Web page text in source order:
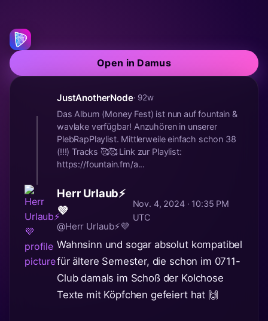
Open in Damus
JustAnotherNode· 92w
Das Album (Money Fest) ist nun auf fountain &
wavlake verfügbar! Anzuhören in unserer
PlebRapPlaylist. Mittlerweile einfach schon 38
(!!!) Tracks 🥰🥰 Link zur Playlist:
https://fountain.fm/a...
Herr Urlaub⚡
💜
@Herr Urlaub⚡💜
Nov. 4, 2024 · 10:35 PM
UTC
Wahnsinn und sogar absolut kompatibel
für ältere Semester, die schon im 0711-
Club damals im Schoß der Kolchose
Texte mit Köpfchen gefeiert hat 🙌